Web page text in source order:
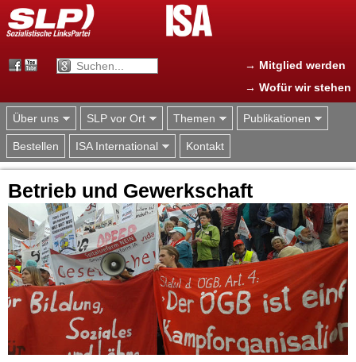
Jump to navigation
→ Mitglied werden
→ Wofür wir stehen
Über uns SLP vor Ort Themen Publikationen
Bestellen ISA International Kontakt
Betrieb und Gewerkschaft